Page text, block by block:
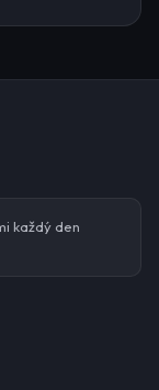
každý den